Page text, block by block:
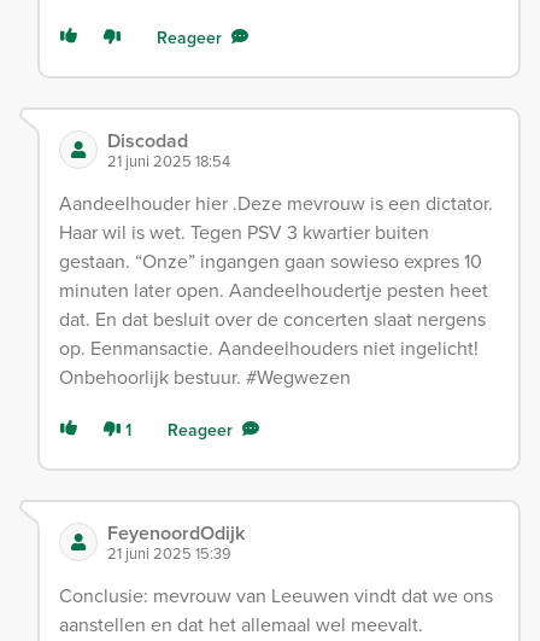
Reageer
Discodad
21 juni 2025 18:54
Aandeelhouder hier .Deze mevrouw is een dictator.
Haar wil is wet. Tegen PSV 3 kwartier buiten
gestaan. “Onze” ingangen gaan sowieso expres 10
minuten later open. Aandeelhoudertje pesten heet
dat. En dat besluit over de concerten slaat nergens
op. Eenmansactie. Aandeelhouders niet ingelicht!
Onbehoorlijk bestuur. #Wegwezen
1 Reageer
FeyenoordOdijk
21 juni 2025 15:39
Conclusie: mevrouw van Leeuwen vindt dat we ons
aanstellen en dat het allemaal wel meevalt.